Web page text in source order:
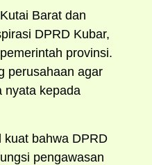
Barat dan
DPRD Kubar,
provinsi.
perusahaan agar
nyata kepada
kuat bahwa DPRD
pengawasan